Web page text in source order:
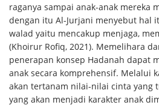
raganya sampai anak-anak mereka
dengan itu Al-Jurjani menyebut hal
walad yaitu mencakup menjaga,
(Khoirur Rofiq, 2021). Memelihara
penerapan konsep Hadanah dapat
anak secara komprehensif. Melalui
akan tertanam nilai-nilai cinta yang
yang akan menjadi karakter anak